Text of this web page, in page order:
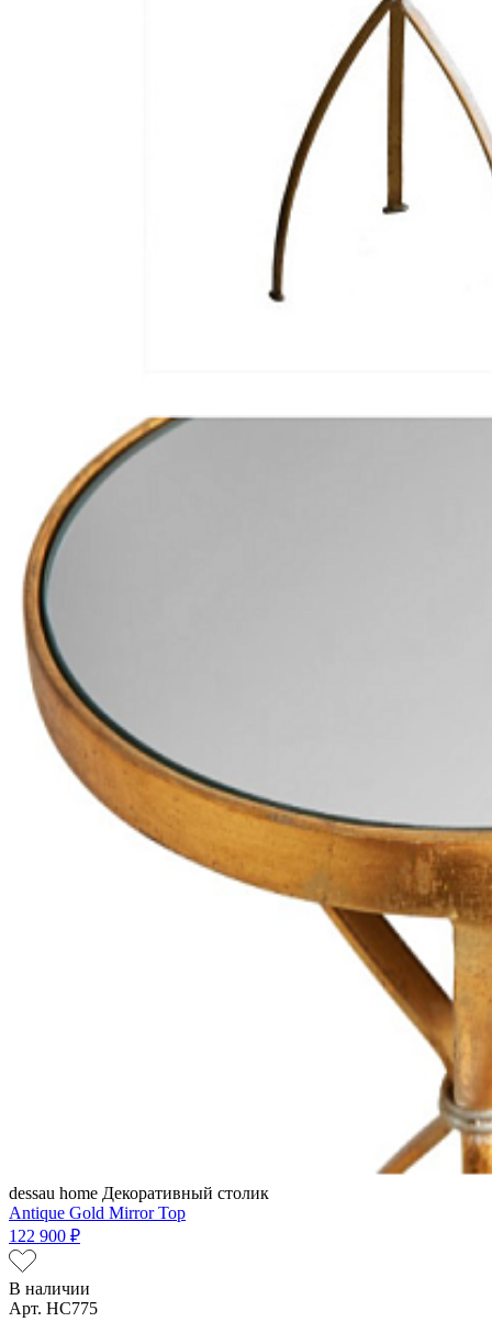
dessau home Декоративный столик
Antique Gold Mirror Top
122 900 ₽
В наличии
Арт. HC775